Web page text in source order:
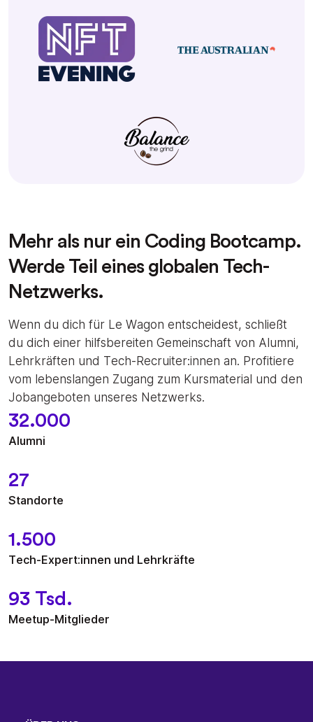
Mehr als nur ein Coding Bootcamp.
Werde Teil eines globalen Tech-
Netzwerks.
Wenn du dich für Le Wagon entscheidest, schließt
du dich einer hilfsbereiten Gemeinschaft von Alumni,
Lehrkräften und Tech-Recruiter:innen an. Profitiere
vom lebenslangen Zugang zum Kursmaterial und den
Jobangeboten unseres Netzwerks.
32.000
Alumni
27
Standorte
1.500
Tech-Expert:innen und Lehrkräfte
93 Tsd.
Meetup-Mitglieder